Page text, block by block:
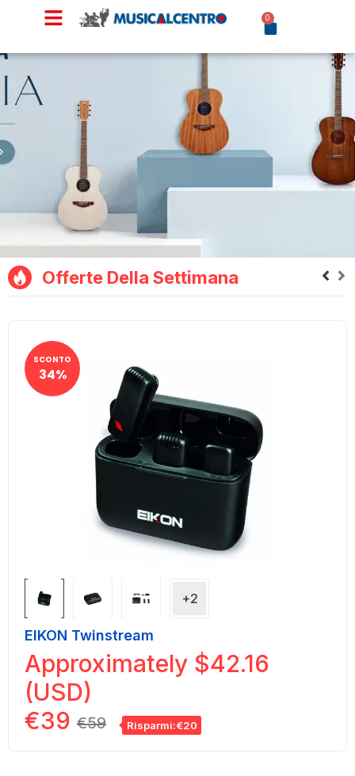
0
Offerte Della Settimana
SCONTO
34%
+2
EIKON Twinstream
€59
€39
Approximately $42.16
(USD)
Risparmi:€20